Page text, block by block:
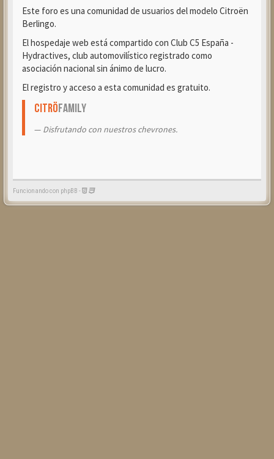
Este foro es una comunidad de usuarios del modelo Citroën
Berlingo.
El hospedaje web está compartido con Club C5 España -
Hydractives, club automovilístico registrado como
asociación nacional sin ánimo de lucro.
El registro y acceso a esta comunidad es gratuito.
CitröFamily
Disfrutando con nuestros chevrones.
Funcionando con phpBB -